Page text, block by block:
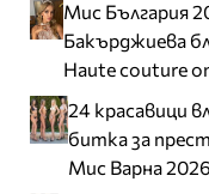
Защо да сеМис България
Бакърджиева
Haute couture
24 красавици
битка за
Мис Варна 2026